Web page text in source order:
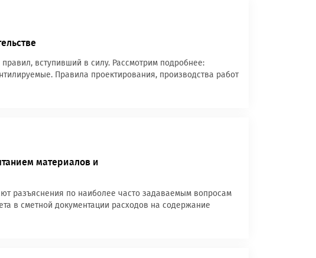
вступивший в силу. Рассмотрим подробнее:
Правила проектирования, производства работ
материалов и
разъяснения по наиболее часто задаваемым вопросам
в сметной документации расходов на содержание